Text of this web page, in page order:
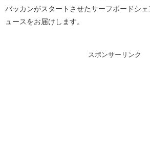
バッカンがスタートさせたサーフボードシ
ュースをお届けします。
スポンサーリンク